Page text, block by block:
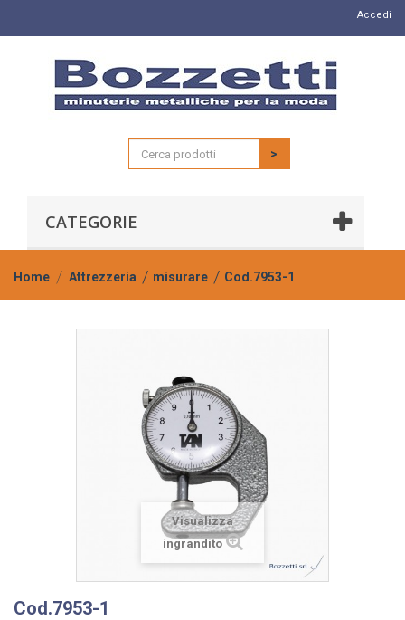
Accedi
>
CATEGORIE
Home Attrezzeria misurare Cod.7953-1
Visualizza
ingrandito
Cod.7953-1